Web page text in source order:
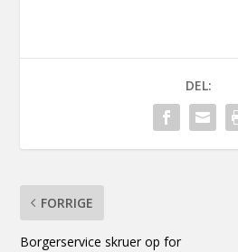
DEL:
FORRIGE
Borgerservice skruer op for